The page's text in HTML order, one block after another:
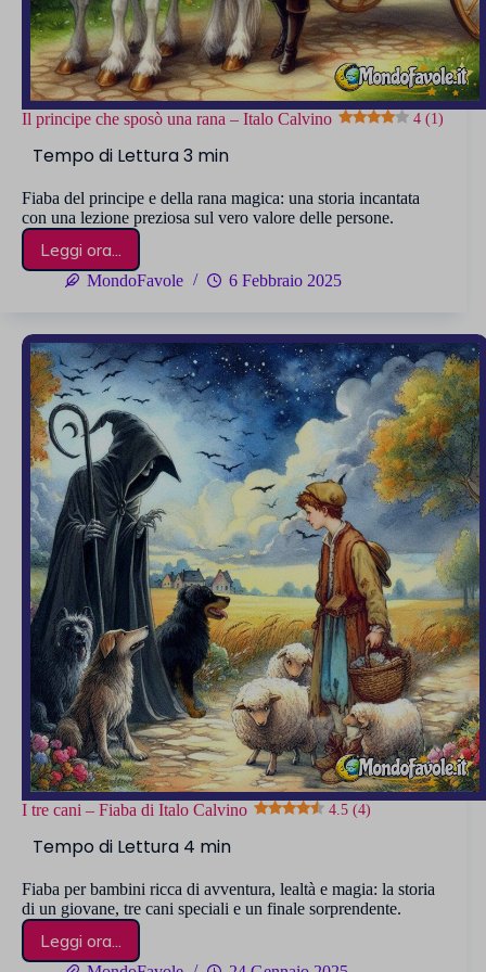
Il principe che sposò una rana – Italo Calvino 4 (1)
Fiaba del principe e della rana magica: una storia incantata
con una lezione preziosa sul vero valore delle persone.
Leggi ora...
Il
principe
una
rana
–
Italo
Calvino
4 (1)
MondoFavole 6 Febbraio 2025
I tre cani – Fiaba di Italo Calvino 4.5 (4)
Fiaba per bambini ricca di avventura, lealtà e magia: la storia
di un giovane, tre cani speciali e un finale sorprendente.
Leggi ora...
I